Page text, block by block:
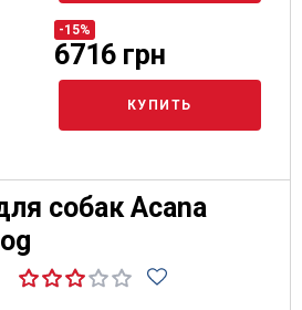
-15%
6716 грн
КУПИТЬ
собак Acana